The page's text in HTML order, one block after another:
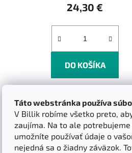
Táto webstránka používa
V Billik robíme všetko preto,
zaujíma. Na to ale
umožníte používať údaje o
nejedná sa o žiadny záväzok.
24,30 €
DO KOŠÍKA